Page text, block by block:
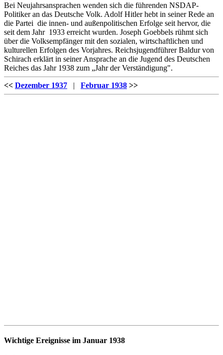
Bei Neujahrsansprachen wenden sich die führenden NSDAP-
Politiker an das Deutsche Volk. Adolf Hitler hebt in seiner Rede an
die Partei die innen- und außenpolitischen Erfolge seit hervor, die
seit dem Jahr 1933 erreicht wurden. Joseph Goebbels rühmt sich
über die Volksempfänger mit den sozialen, wirtschaftlichen und
kulturellen Erfolgen des Vorjahres. Reichsjugendführer Baldur von
Schirach erklärt in seiner Ansprache an die Jugend des Deutschen
Reiches das Jahr 1938 zum „Jahr der Verständigung".
<< Dezember 1937 | Februar 1938 >>
Wichtige Ereignisse im Januar 1938